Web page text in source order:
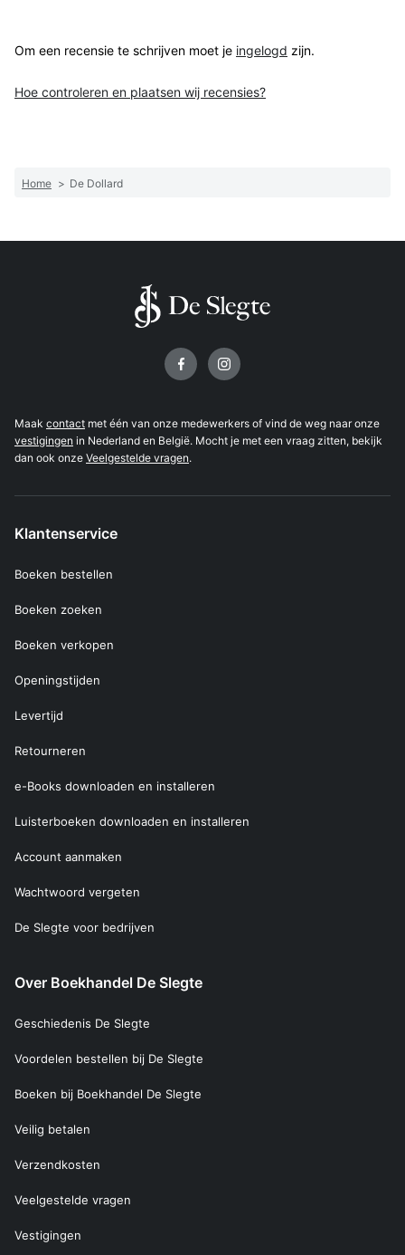
Om een recensie te schrijven moet je ingelogd zijn.
Hoe controleren en plaatsen wij recensies?
Home > De Dollard
Maak contact met één van onze medewerkers of vind de weg naar onze
vestigingen in Nederland en België. Mocht je met een vraag zitten, bekijk
dan ook onze Veelgestelde vragen.
Klantenservice
Boeken bestellen
Boeken zoeken
Boeken verkopen
Openingstijden
Levertijd
Retourneren
e-Books downloaden en installeren
Luisterboeken downloaden en installeren
Account aanmaken
Wachtwoord vergeten
De Slegte voor bedrijven
Over Boekhandel De Slegte
Geschiedenis De Slegte
Voordelen bestellen bij De Slegte
Boeken bij Boekhandel De Slegte
Veilig betalen
Verzendkosten
Veelgestelde vragen
Vestigingen